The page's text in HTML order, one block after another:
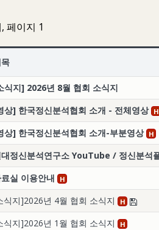
페이지 1
식지] 2026년 8월 협회 소식지
상] 한국정신분석협회 소개 - 전체영상 H
상] 한국정신분석협회 소개-부분영상 H
대정신분석연구소 YouTube / 정신분석
실 이용안내 H
식지]2026년 4월 협회 소식지 H
식지]2026년 1월 협회 소식지 H